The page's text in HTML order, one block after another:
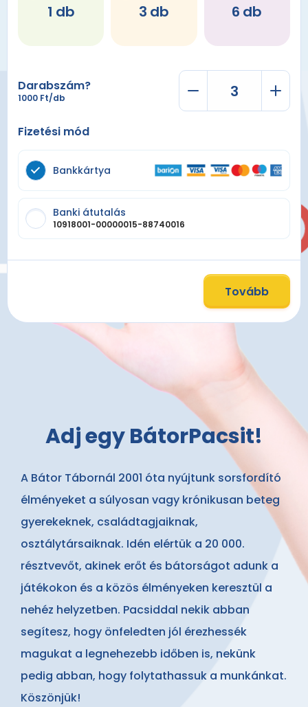
Adj egy BátorPacsit!
A Bátor Tábornál 2001 óta nyújtunk sorsfordító
élményeket a súlyosan vagy krónikusan beteg
gyerekeknek, családtagjaiknak,
osztálytársaiknak. Idén elértük a 20 000.
résztvevőt, akinek erőt és bátorságot adunk a
játékokon és a közös élményeken keresztül a
nehéz helyzetben. Pacsiddal nekik abban
segítesz, hogy önfeledten jól érezhessék
magukat a legnehezebb időben is, nekünk
pedig abban, hogy folytathassuk a munkánkat.
Köszönjük!
1 3 6
Darabszám?
1000 Ft/db
Fizetési mód
Bankkártya
Banki átutalás
10918001-00000015-88740016
Tovább